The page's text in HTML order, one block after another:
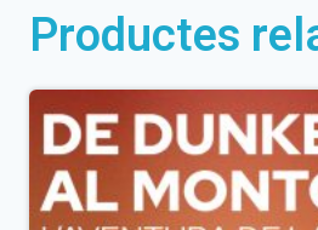
Productes